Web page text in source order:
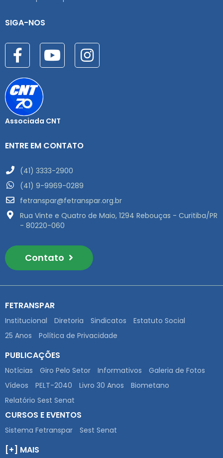
SIGA-NOS
Associada CNT
ENTRE EM CONTATO
(41) 3333-2900
(41) 9-9969-0289
fetranspar@fetranspar.org.br
Rua Vinte e Quatro de Maio, 1294 Rebouças - Curitiba/PR
- 80220-060
Contato
FETRANSPAR
Institucional Diretoria Sindicatos
Estatuto Social
25 Anos
Política de Privacidade
PUBLICAÇÕES
Notícias Giro Pelo Setor Informativos
Galeria de Fotos
Vídeos
PELT-2040 Livro 30 Anos
Biometano
Relatório Sest Senat
CURSOS E EVENTOS
Sistema Fetranspar Sest Senat
[+] MAIS